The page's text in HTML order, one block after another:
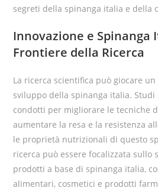
segreti della spinanga italia e della
Innovazione e Spinanga
Frontiere della Ricerca
La ricerca scientifica può giocare
sviluppo della spinanga italia. Studi
condotti per migliorare le tecniche
aumentare la resa e la resistenza
le proprietà nutrizionali di questo
ricerca può essere focalizzata sullo
prodotti a base di spinanga italia,
alimentari, cosmetici e prodotti